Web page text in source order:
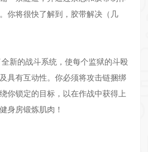
你将很快了解到，胶带解决（几
新的战斗系统，使每个监狱的斗殴
具有互动性。你必须将攻击链捆绑
你锁定的目标，以在作战中获得上
身房锻炼肌肉！